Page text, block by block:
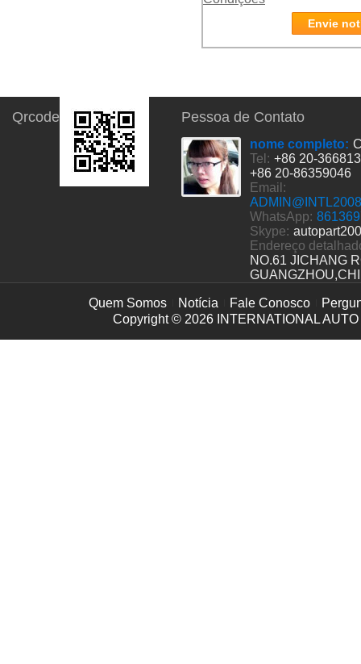
Envie
Qrcode Pessoa de Contato
nome completo:
Tel: +86 20-
+86 20-86359046
Email:
WhatsApp:
Skype:
Endereço
NO.61 JICHANG
Quem Somos Notícia Fale Conosco
Copyright © 2026 INTERNATIONAL